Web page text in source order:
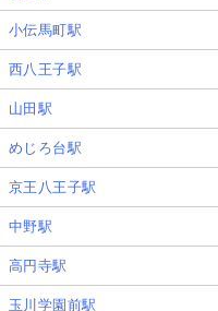
小伝馬町駅
西八王子駅
山田駅
めじろ台駅
京王八王子駅
中野駅
高円寺駅
玉川学園前駅